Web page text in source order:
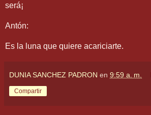
será¡
Antón:
Es la luna que quiere acariciarte.
DUNIA SANCHEZ PADRON en 9:59 a. m.
Compartir